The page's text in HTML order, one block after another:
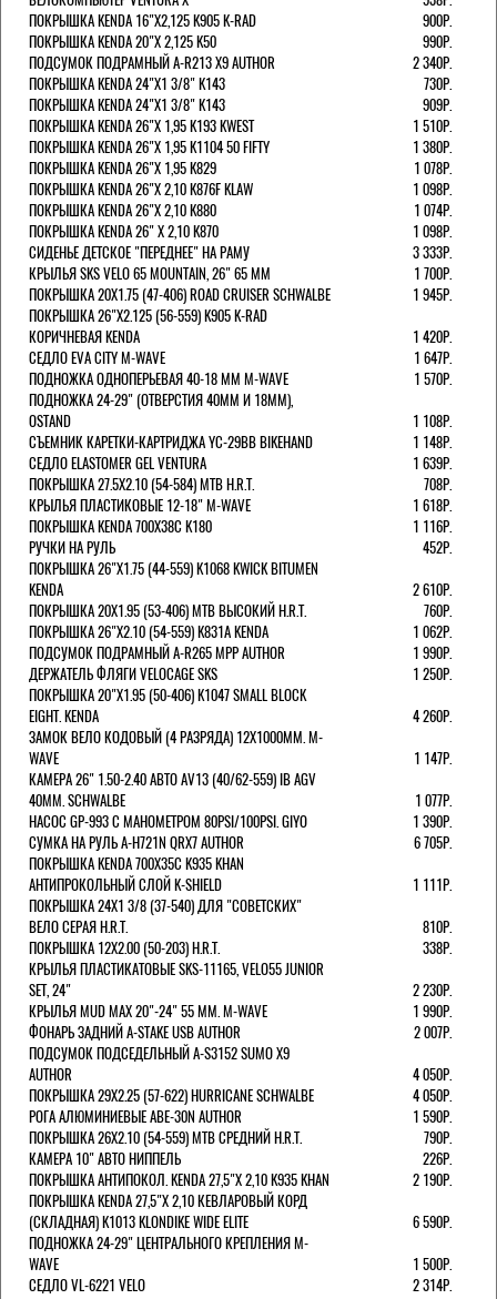
ПОКРЫШКА KENDA 16"Х2,125 K905 K-RAD
900Р.
ПОКРЫШКА KENDA 20"Х 2,125 K50
990Р.
ПОДСУМОК ПОДРАМНЫЙ A-R213 X9 AUTHOR
2 340Р.
ПОКРЫШКА KENDA 24"Х1 3/8" K143
730Р.
ПОКРЫШКА KENDA 24"Х1 3/8" K143
909Р.
ПОКРЫШКА KENDA 26"Х 1,95 K193 KWEST
1 510Р.
ПОКРЫШКА KENDA 26"Х 1,95 K1104 50 FIFTY
1 380Р.
ПОКРЫШКА KENDA 26"Х 1,95 K829
1 078Р.
ПОКРЫШКА KENDA 26"Х 2,10 K876F KLAW
1 098Р.
ПОКРЫШКА KENDA 26"Х 2,10 K880
1 074Р.
ПОКРЫШКА KENDA 26" Х 2,10 K870
1 098Р.
СИДЕНЬЕ ДЕТСКОЕ "ПЕРЕДНЕЕ" НА РАМУ
3 333Р.
КРЫЛЬЯ SKS VELO 65 MOUNTAIN, 26" 65 ММ
1 700Р.
ПОКРЫШКА 20X1.75 (47-406) ROAD CRUISER SCHWALBE
1 945Р.
ПОКРЫШКА 26"Х2.125 (56-559) K905 K-RAD
КОРИЧНЕВАЯ KENDA
1 420Р.
СЕДЛО EVA CITY M-WAVE
1 647Р.
ПОДНОЖКА ОДНОПЕРЬЕВАЯ 40-18 ММ M-WAVE
1 570Р.
ПОДНОЖКА 24-29" (ОТВЕРСТИЯ 40ММ И 18ММ),
OSTAND
1 108Р.
СЪЕМНИК КАРЕТКИ-КАРТРИДЖА YC-29BB BIKEHAND
1 148Р.
СЕДЛО ELASTOMER GEL VENTURA
1 639Р.
ПОКРЫШКА 27.5X2.10 (54-584) MTB H.R.T.
708Р.
КРЫЛЬЯ ПЛАСТИКОВЫЕ 12-18" M-WAVE
1 618Р.
ПОКРЫШКА KENDA 700Х38С K180
1 116Р.
РУЧКИ НА РУЛЬ
452Р.
ПОКРЫШКА 26"Х1.75 (44-559) K1068 KWICK BITUMEN
KENDA
2 610Р.
ПОКРЫШКА 20X1.95 (53-406) MTB ВЫСОКИЙ H.R.T.
760Р.
ПОКРЫШКА 26"Х2.10 (54-559) K831A KENDA
1 062Р.
ПОДСУМОК ПОДРАМНЫЙ A-R265 MPP AUTHOR
1 990Р.
ДЕРЖАТЕЛЬ ФЛЯГИ VELOCAGE SKS
1 250Р.
ПОКРЫШКА 20"Х1.95 (50-406) K1047 SMALL BLOCK
EIGHT. KENDA
4 260Р.
ЗАМОК ВЕЛО КОДОВЫЙ (4 РАЗРЯДА) 12Х1000ММ. M-
WAVE
1 147Р.
КАМЕРА 26" 1.50-2.40 АВТО AV13 (40/62-559) IB AGV
40MM. SCHWALBE
1 077Р.
НАСОС GP-993 С МАНОМЕТРОМ 80PSI/100PSI. GIYO
1 390Р.
СУМКА НА РУЛЬ A-H721N QRX7 AUTHOR
6 705Р.
ПОКРЫШКА KENDA 700Х35С K935 KHAN
АНТИПРОКОЛЬНЫЙ СЛОЙ K-SHIELD
1 111Р.
ПОКРЫШКА 24X1 3/8 (37-540) ДЛЯ "СОВЕТСКИХ"
ВЕЛО СЕРАЯ H.R.T.
810Р.
ПОКРЫШКА 12X2.00 (50-203) H.R.T.
338Р.
КРЫЛЬЯ ПЛАСТИКАТОВЫЕ SKS-11165, VELO55 JUNIOR
SET, 24"
2 230Р.
КРЫЛЬЯ MUD MAX 20"-24" 55 ММ. M-WAVE
1 990Р.
ФОНАРЬ ЗАДНИЙ A-STAKE USB AUTHOR
2 007Р.
ПОДСУМОК ПОДСЕДЕЛЬНЫЙ A-S3152 SUMO X9
AUTHOR
4 050Р.
ПОКРЫШКА 29X2.25 (57-622) HURRICANE SCHWALBE
4 050Р.
РОГА АЛЮМИНИЕВЫЕ ABE-30N AUTHOR
1 590Р.
ПОКРЫШКА 26X2.10 (54-559) MTB СРЕДНИЙ H.R.T.
790Р.
КАМЕРА 10" АВТО НИППЕЛЬ
226Р.
ПОКРЫШКА АНТИПОКОЛ. KENDA 27,5"Х 2,10 K935 KHAN
2 190Р.
ПОКРЫШКА KENDA 27,5"Х 2,10 КЕВЛАРОВЫЙ КОРД
(СКЛАДНАЯ) K1013 KLONDIKE WIDE ELITE
6 590Р.
ПОДНОЖКА 24-29" ЦЕНТРАЛЬНОГО КРЕПЛЕНИЯ M-
WAVE
1 500Р.
СЕДЛО VL-6221 VELO
2 314Р.